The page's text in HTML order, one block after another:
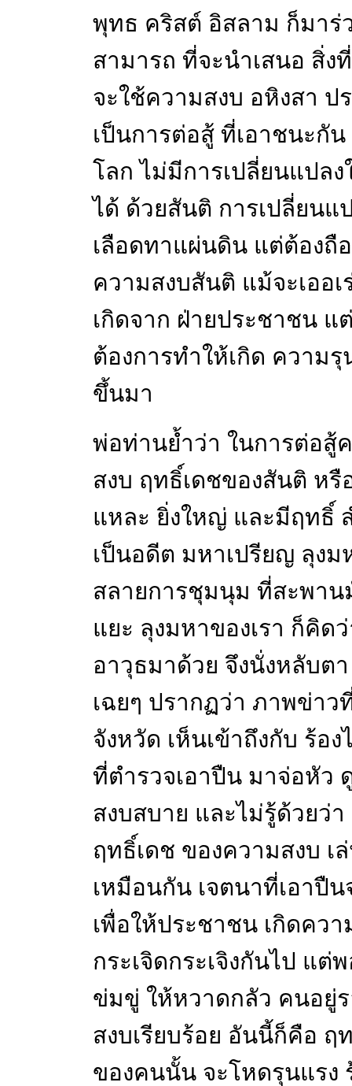
พุทธ คริสต์ อิสลาม ก็มา
สามารถ ที่จะนำเสนอ สิ่ง
จะใช้ความสงบ อหิงสา ป
เป็นการต่อสู้ ที่เอาชนะกั
โลก ไม่มีการเปลี่ยนแปลง
ได้ ด้วยสันติ การเปลี่ยนแ
เลือดทาแผ่นดิน แต่ต้องถื
ความสงบสันติ แม้จะเออ
เกิดจาก ฝ่ายประชาชน แ
ต้องการทำให้เกิด ความรุ
ขึ้นมา
พ่อท่านย้ำว่า ในการต่อสู้
สงบ ฤทธิ์เดชของสันติ ห
แหละ ยิ่งใหญ่ และมีฤทธิ์
เป็นอดีต มหาเปรียญ ลุง
สลายการชุมนุม ที่สะพาน
แยะ ลุงมหาของเรา ก็คิด
อาวุธมาด้วย จึงนั่งหลับต
เฉยๆ ปรากฏว่า ภาพข่าว
จังหวัด เห็นเข้าถึงกับ ร้อ
ที่ตำรวจเอาปืน มาจ่อหัว
สงบสบาย และไม่รู้ด้วยว่
ฤทธิ์เดช ของความสงบ เ
เหมือนกัน เจตนาที่เอาปื
เพื่อให้ประชาชน เกิดคว
กระเจิดกระเจิงกันไป แต่
ข่มขู่ ให้หวาดกลัว คนอยู่
สงบเรียบร้อย อันนี้ก็คือ ฤ
ของคนนั้น จะโหดรุนแรง